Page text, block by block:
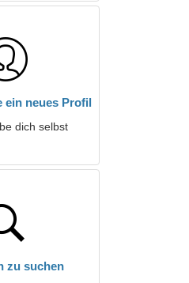
ein neues Profil
dich selbst
zu suchen